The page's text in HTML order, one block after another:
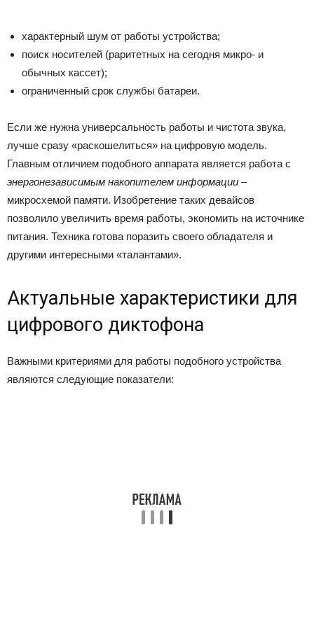
характерный шум от работы устройства;
поиск носителей (раритетных на сегодня микро- и
обычных кассет);
ограниченный срок службы батареи.
Если же нужна универсальность работы и чистота звука,
лучше сразу «раскошелиться» на цифровую модель.
Главным отличием подобного аппарата является работа с
энергонезависимым накопителем информации –
микросхемой памяти. Изобретение таких девайсов
позволило увеличить время работы, экономить на источнике
питания. Техника готова поразить своего обладателя и
другими интересными «талантами».
Актуальные характеристики для
цифрового диктофона
Важными критериями для работы подобного устройства
являются следующие показатели: